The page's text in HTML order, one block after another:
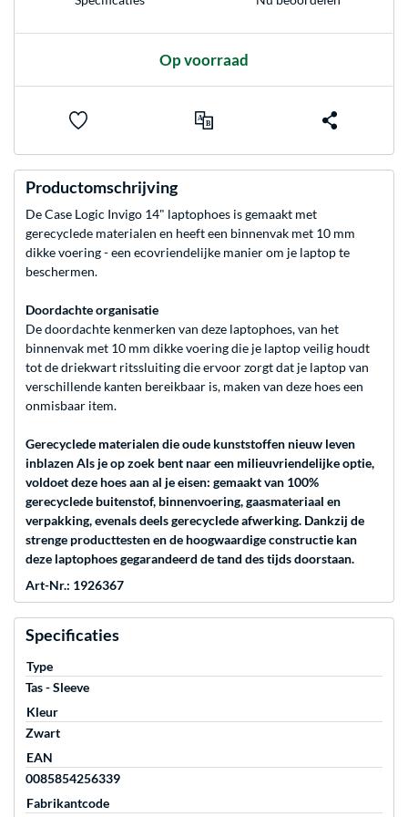
Op voorraad
Productomschrijving
De Case Logic Invigo 14" laptophoes is gemaakt met
gerecyclede materialen en heeft een binnenvak met 10 mm
dikke voering - een ecovriendelijke manier om je laptop te
beschermen.
Doordachte organisatie
De doordachte kenmerken van deze laptophoes, van het
binnenvak met 10 mm dikke voering die je laptop veilig houdt
tot de driekwart ritssluiting die ervoor zorgt dat je laptop van
verschillende kanten bereikbaar is, maken van deze hoes een
onmisbaar item.
Gerecyclede materialen die oude kunststoffen nieuw leven
inblazen Als je op zoek bent naar een milieuvriendelijke optie,
voldoet deze hoes aan al je eisen: gemaakt van 100%
gerecyclede buitenstof, binnenvoering, gaasmateriaal en
verpakking, evenals deels gerecyclede afwerking. Dankzij de
strenge producttesten en de hoogwaardige constructie kan
deze laptophoes gegarandeerd de tand des tijds doorstaan.
Art-Nr.: 1926367
Specificaties
Type
Tas - Sleeve
Kleur
Zwart
EAN
0085854256339
Fabrikantcode